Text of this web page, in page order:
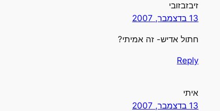
זיבזבזובי
13 בדצמבר, 2007
חתול אדיש- זה אמיתי?
Reply
איתי
13 בדצמבר, 2007